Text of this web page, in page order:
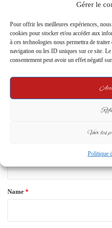
Gérer le
Pour offrir les meilleures expériences,
cookies pour stocker et/ou accéder aux
à ces technologies nous permettra de
navigation ou les ID uniques sur ce site.
consentement peut avoir un effet négatif
Voir les
Politique
Leave a Reply
o
t
*
Name *